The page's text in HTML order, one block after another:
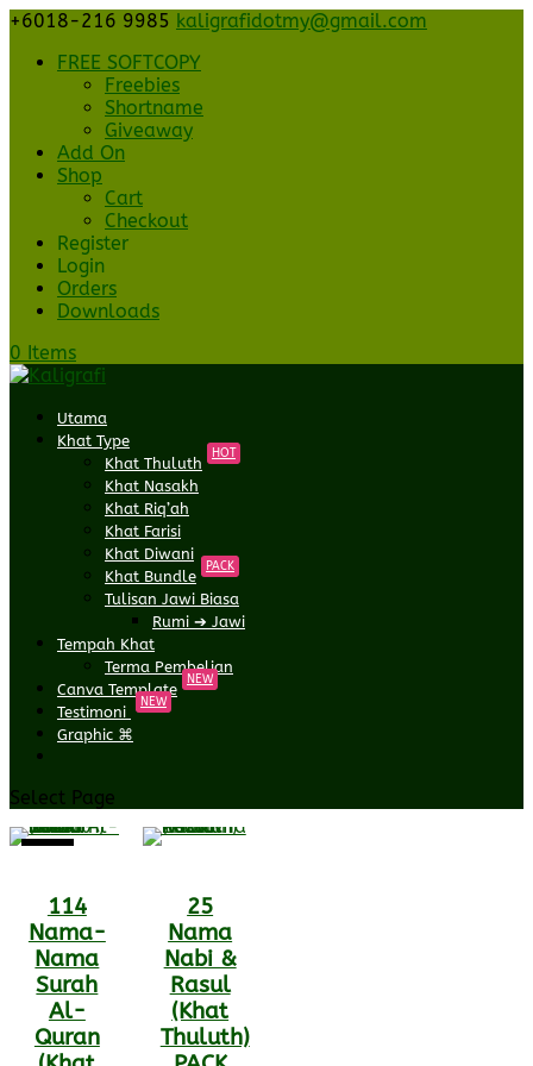
+6018-216 9985 kaligrafidotmy@gmail.com
FREE SOFTCOPY
Freebies
Shortname
Giveaway
Add On
Shop
Cart
Checkout
Register
Login
Orders
Downloads
0 Items
Utama
Khat Type
Khat Thuluth
HOT
Khat Nasakh
Khat Riq’ah
Khat Farisi
Khat Diwani
Khat Bundle
PACK
Tulisan Jawi Biasa
Rumi ➔ Jawi
Tempah Khat
Terma Pembelian
Canva Template
NEW
Testimoni
NEW
Graphic ⌘
Select Page
114
Nama-
Nama
Surah
Al-
Quran
25
Nama
Nabi &
Rasul
(Khat
Thuluth)